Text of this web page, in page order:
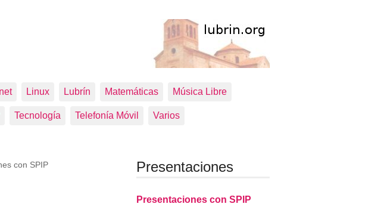
Linux Lubrín Matemáticas Música Libre
Tecnología Telefonía Móvil Varios
con SPIP Presentaciones
Presentaciones con SPIP